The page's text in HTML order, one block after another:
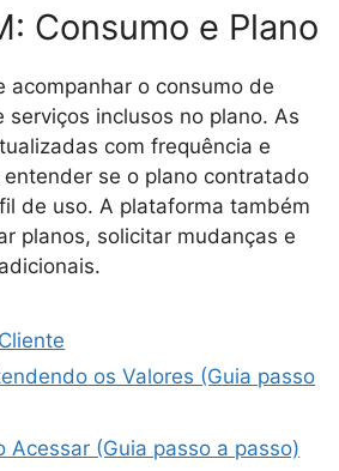
Consumo e Plano
acompanhar o consumo de
serviços inclusos no plano. As
com frequência e
se o plano contratado
de uso. A plataforma também
planos, solicitar mudanças e
os Valores (Guia passo
Acessar (Guia passo a passo)